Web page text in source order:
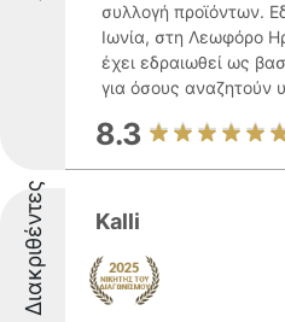
συλλογή προϊόντων.
Ιωνία, στη Λεωφόρο
έχει εδραιωθεί ως
για όσους αναζητούν
8.3
Διακριθέντες Kalli